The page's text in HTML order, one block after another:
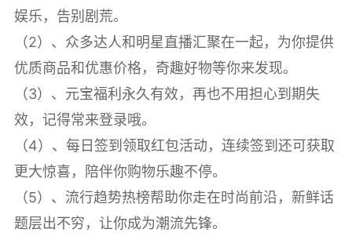
娱乐，告别剧荒。
（2）、众多达人和明星直播汇聚在一起，为你提供
优质商品和优惠价格，奇趣好物等你来发现。
（3）、元宝福利永久有效，再也不用担心到期失
效，记得常来登录哦。
（4）、每日签到领取红包活动，连续签到还可获取
更大惊喜，陪伴你购物乐趣不停。
（5）、流行趋势热榜帮助你走在时尚前沿，新鲜话
题层出不穷，让你成为潮流先锋。